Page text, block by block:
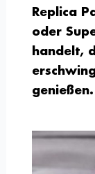
Replica
oder
handelt,
genießen.